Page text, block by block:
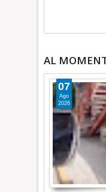
AL
07
Ago
2026